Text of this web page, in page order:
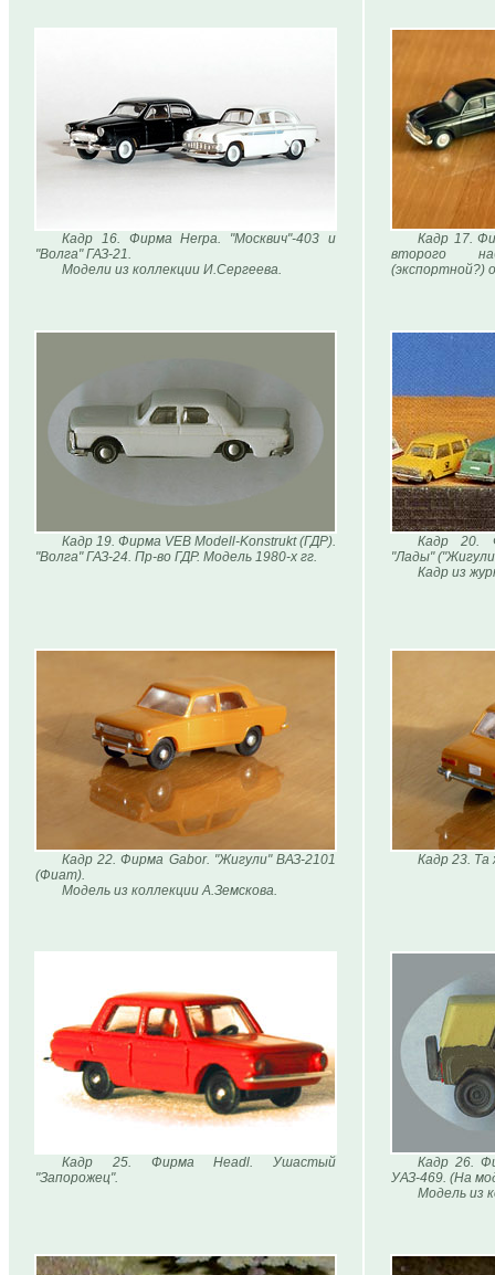
Кадр 16. Фирма Herpa. "Москвич"-403 и
"Волга" ГАЗ-21.
Модели из коллекции И.Сергеева.
Кадр 17.
второго
(экспортной?)
Кадр 19. Фирма VEB Modell-Konstrukt (ГДР).
"Волга" ГАЗ-24. Пр-во ГДР. Модель 1980-х гг.
Кадр 20.
"Лады"
Кадр из
Кадр 22. Фирма Gabor. "Жигули" ВАЗ-2101
(Фиат).
Модель из коллекции А.Земскова.
Кадр 23. Та
Кадр 25. Фирма Headl. Ушастый
"Запорожец".
Кадр 26.
УАЗ-469. (На
Модель из